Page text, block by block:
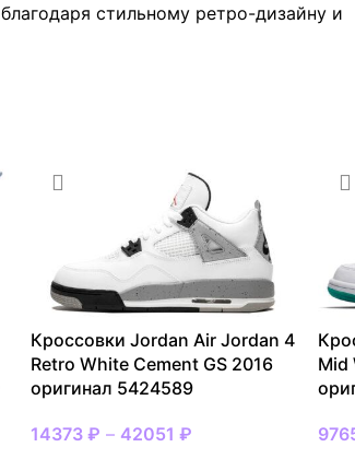
стильному ретро-дизайну и
Кроссовки Jordan Air Jordan 4
Retro White Cement GS 2016
оригинал 5424589
14373₽ – 42051₽
Mid